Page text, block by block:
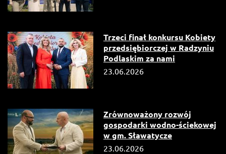
Trzeci finał konkursu Kobiety
przedsiębiorczej w Radzyniu
Podlaskim za nami
23.06.2026
Zrównoważony rozwój
gospodarki wodno-ściekowej
w gm. Sławatycze
23.06.2026